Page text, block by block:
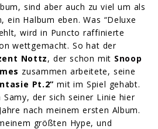
sind aber auch zu viel um als
ein Halbum eben. Was “Deluxe
wird in Puncto raffinierte
wettgemacht. So hat der
Nottz, der schon mit Snoop
zusammen arbeitete, seine
Pt.2” mit im Spiel gehabt.
Samy, der sich seiner Linie hier
nach meinem ersten Album.
größten Hype, und